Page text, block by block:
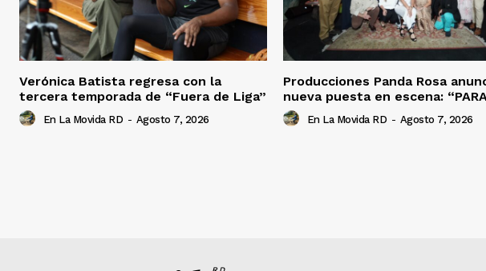
Verónica Batista regresa con la
tercera temporada de “Fuera de Liga”
En La Movida RD - Agosto 7, 2026
Producciones Panda Rosa
nueva puesta en escena:
En La Movida RD - Agosto 7, 2026